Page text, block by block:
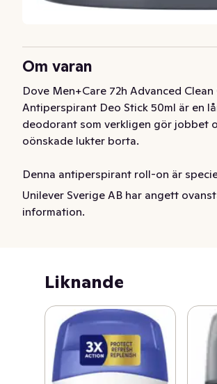
Om varan
Dove Men+Care 72h Advanced
Antiperspirant Deo Stick 50ml är en
deodorant som verkligen gör jobbet
oönskade lukter borta.
Denna antiperspirant roll-on är
män och innehåller Triple Action-
timmars kraftfullt skydd mot lukt och
Den milda formulan innehåller ¼
stärker huden mot utslag och skav
du kan känna dig bekväm hela
lämnar hemmet tills du går och
Dove Men+Care sätter omvårdnad
centrum för en mans förmåga och
Unilever Sverige AB har angett
information.
Liknande